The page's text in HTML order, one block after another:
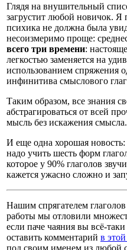
Глядя на внушительный
загрустит любой новичок. Я
психика не должна была
несоизмеримо проще:
всего три времени:
легкостью заменяется на
использованием спряжения
инфинитива смыслового
Таким образом, все знания
абстрагироваться от всей
мысль без искажения смысла.
И еще одна хорошая новость:
надо учить шесть форм
которое у 90% глаголов
кажется ужасно сложно и
Нашим спрягателем
работы мы отловили
если паче чаяния вы всё-
оставить комментарий в
под своим именем из любой